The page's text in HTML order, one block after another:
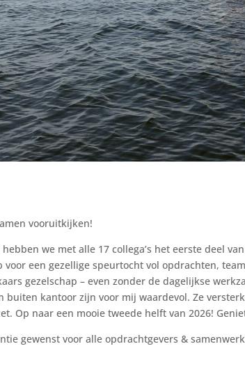
vooruitkijken!
we met alle 17 collega’s het eerste deel
voor een gezellige speurtocht vol opdrachten,
gezelschap – even zonder de dagelijkse
buiten kantoor zijn voor mij waardevol. Ze
Op naar een mooie tweede helft van 2026!
gewenst voor alle opdrachtgevers &